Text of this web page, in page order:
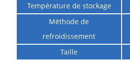
Température de stockage
Méthode de
refroidissement
Taille